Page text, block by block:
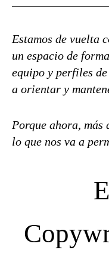
Estamos de vuelta
un espacio de
equipo y perfiles
a orientar y
Porque ahora,
lo que nos va a